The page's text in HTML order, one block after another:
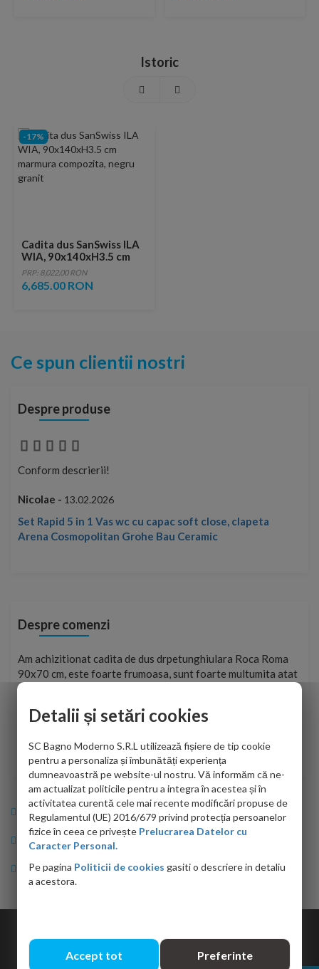
Istoric
-17%
Cadita dus SanSwiss ILA
WIA, 90x140xH3.5 cm
marmura compozita,
negru granit
PRP: 8,022.00 RON
6,685.00 RON
Ce spun clientii nostri
Despre produse
Conform descrierii!
Nicolae - 13.02.2026
Set Rapid 5 in 1 Vas wc cu capac soft close, clapeta
Arena Cosmopolitan Grohe Bau Ceramic
Despre comenzi
Am achizitionat cadita de dus drpetunghiulara Roca Roma
90x70 cm, este foarte frumoasa, sunt foarte multumita atat
de personalul firmei dvs. cu care am colaborat in obtinerea
adus coletul in siguranta.Numai bine, va doresc!
Sofrone Viviana -28.07.2026
Info Bagno
Cumparaturi
Suport clienti
Detalii și setări cookies
SC Bagno Moderno S.R.L utilizează fișiere de tip cookie
pentru a personaliza și îmbunătăți experiența
dumneavoastră pe website-ul nostru. Vă informăm că ne-
am actualizat politicile pentru a integra în acestea și în
activitatea curentă cele mai recente modificări propuse de
Regulamentul (UE) 2016/679 privind protecția persoanelor
fizice în ceea ce privește Prelucrarea Datelor cu
Caracter Personal.
Pe pagina Politicii de cookies gasiti o descriere in detaliu
a acestora.
Accept tot Preferinte